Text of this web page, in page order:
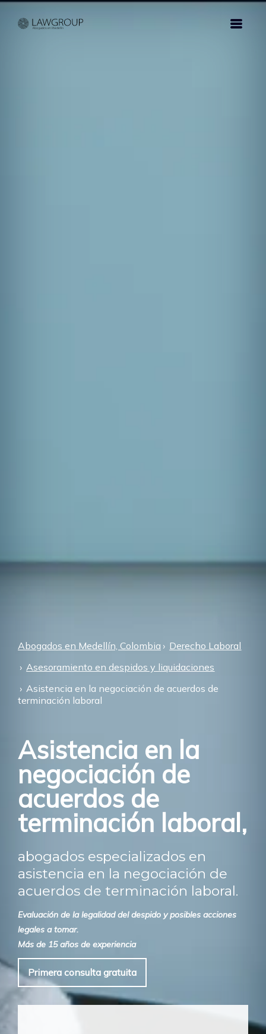
Abogados en Medellín, Colombia
Derecho Laboral
Asesoramiento en despidos y liquidaciones
Asistencia en la negociación de acuerdos de
terminación laboral
Asistencia en la
negociación de
acuerdos de
terminación laboral,
abogados especializados en
asistencia en la negociación de
acuerdos de terminación laboral.
Evaluación de la legalidad del despido y posibles acciones
legales a tomar.
Más de 15 años de experiencia
Primera consulta gratuita